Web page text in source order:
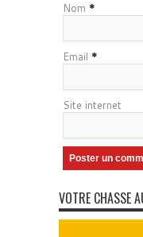
Nom *
Email *
Site internet
VOTRE CHASSE